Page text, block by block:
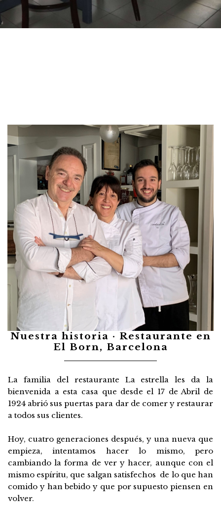
Nuestra historia · Restaurante en
El Born, Barcelona
La familia del restaurante La estrella les da la
bienvenida a esta casa que desde el 17 de Abril de
1924 abrió sus puertas para dar de comer y restaurar
a todos sus clientes.
Hoy, cuatro generaciones después, y una nueva que
empieza, intentamos hacer lo mismo, pero
cambiando la forma de ver y hacer, aunque con el
mismo espíritu, que salgan satisfechos de lo que han
comido y han bebido y que por supuesto piensen en
volver.